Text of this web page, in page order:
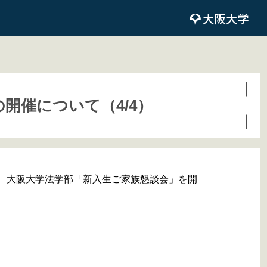
催について（4/4）
阪大学法学部「新入生ご家族懇談会」を開